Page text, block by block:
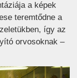
a képek
teremtődne a
így az
orvosoknak –